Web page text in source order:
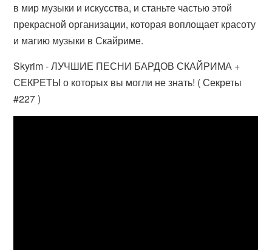
в мир музыки и искусства, и станьте частью этой
прекрасной организации, которая воплощает красоту
и магию музыки в Скайриме.
Skyrim - ЛУЧШИЕ ПЕСНИ БАРДОВ СКАЙРИМА +
СЕКРЕТЫ о которых вы могли не знать! ( Секреты
#227 )